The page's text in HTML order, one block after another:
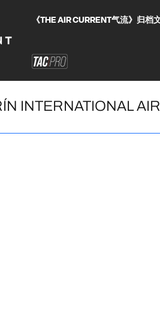
《THE AIR CURRENT气流》归
INTERNATIONAL